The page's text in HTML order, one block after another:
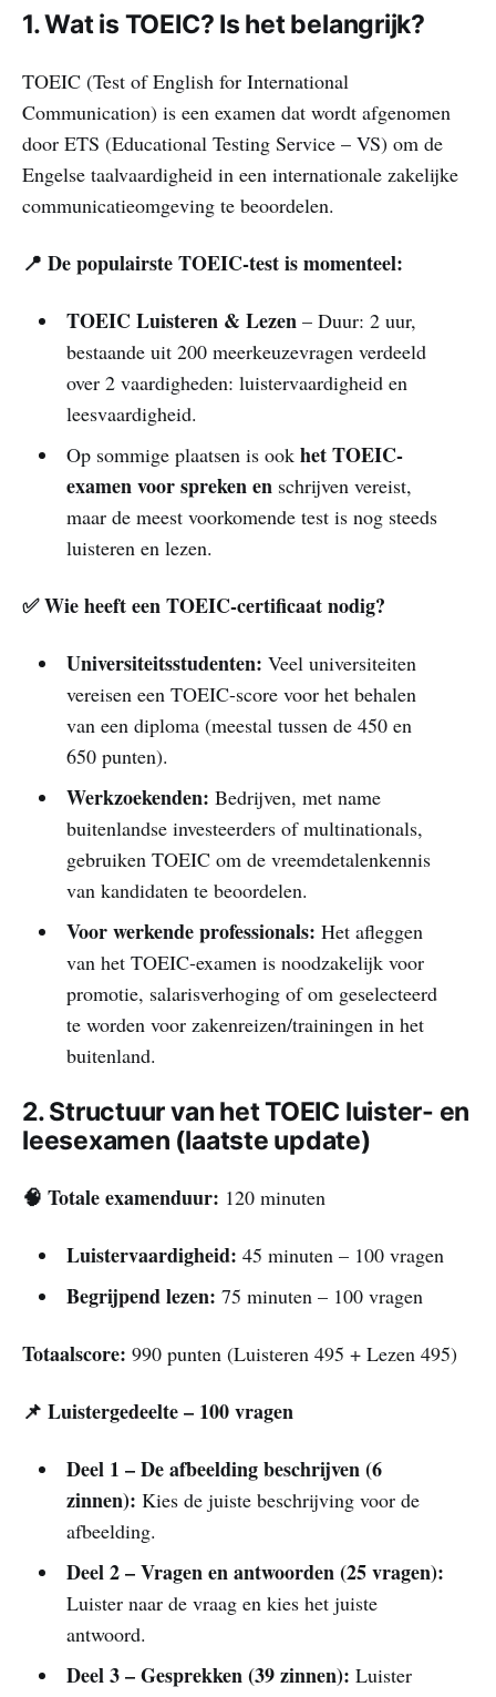
1. Wat is TOEIC? Is het belangrijk?
TOEIC (Test of English for International
Communication) is een examen dat wordt afgenomen
door ETS (Educational Testing Service – VS) om de
Engelse taalvaardigheid in een internationale zakelijke
communicatieomgeving te beoordelen.
📍 De populairste TOEIC-test is momenteel:
TOEIC Luisteren & Lezen– Duur: 2 uur,
bestaande uit 200 meerkeuzevragen verdeeld
over 2 vaardigheden: luistervaardigheid en
leesvaardigheid.
Op sommige plaatsen is ook het TOEIC-
examen voor spreken enschrijven vereist,
maar de meest voorkomende test is nog steeds
luisteren en lezen.
✅ Wie heeft een TOEIC-certificaat nodig?
Universiteitsstudenten: Veel universiteiten
vereisen een TOEIC-score voor het behalen
van een diploma (meestal tussen de 450 en
650 punten).
Werkzoekenden: Bedrijven, met name
buitenlandse investeerders of multinationals,
gebruiken TOEIC om de vreemdetalenkennis
van kandidaten te beoordelen.
Voor werkende professionals: Het afleggen
van het TOEIC-examen is noodzakelijk voor
promotie, salarisverhoging of om geselecteerd
te worden voor zakenreizen/trainingen in het
buitenland.
2. Structuur van het TOEIC luister- en
leesexamen (laatste update)
🧠 Totale examenduur: 120 minuten
Luistervaardigheid: 45 minuten – 100 vragen
Begrijpend lezen: 75 minuten – 100 vragen
Totaalscore: 990 punten (Luisteren 495 + Lezen 495)
📌 Luistergedeelte – 100 vragen
Deel 1 – De afbeelding beschrijven (6
zinnen): Kies de juiste beschrijving voor de
afbeelding.
Deel 2 – Vragen en antwoorden (25 vragen):
Luister naar de vraag en kies het juiste
antwoord.
Deel 3 – Gesprekken (39 zinnen): Luister